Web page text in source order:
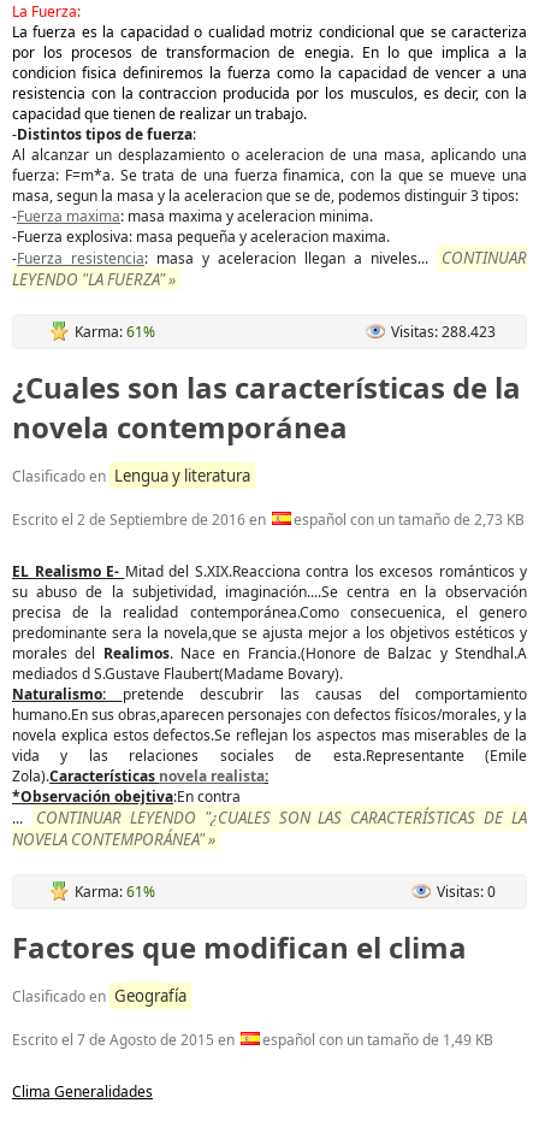
La Fuerza:
La fuerza es la capacidad o cualidad motriz condicional que se caracteriza
por los procesos de transformacion de enegia. En lo que implica a la
condicion fisica definiremos la fuerza como la capacidad de vencer a una
resistencia con la contraccion producida por los musculos, es decir, con la
capacidad que tienen de realizar un trabajo.
-Distintos tipos de fuerza:
Al alcanzar un desplazamiento o aceleracion de una masa, aplicando una
fuerza: F=m*a. Se trata de una fuerza finamica, con la que se mueve una
masa, segun la masa y la aceleracion que se de, podemos distinguir 3 tipos:
-Fuerza maxima: masa maxima y aceleracion minima.
-Fuerza explosiva: masa pequeña y aceleracion maxima.
-Fuerza resistencia: masa y aceleracion llegan a niveles...
CONTINUAR
LEYENDO "LA FUERZA" »
Karma:61% Visitas: 288.423
¿Cuales son las características de la
novela contemporánea
Clasificado en Lengua y literatura
Escrito el 2 de Septiembre de 2016en español con un tamaño de 2,73 KB
EL Realismo E- Mitad del S.XIX.Reacciona contra los excesos románticos y
su abuso de la subjetividad, imaginación....Se centra en la observación
precisa de la realidad contemporánea.Como consecuenica, el genero
predominante sera la novela,que se ajusta mejor a los objetivos estéticos y
morales del Realimos. Nace en Francia.(Honore de Balzac y Stendhal.A
mediados d S.Gustave Flaubert(Madame Bovary).
Naturalismo: pretende descubrir las causas del comportamiento
humano.En sus obras,aparecen personajes con defectos físicos/morales, y la
novela explica estos defectos.Se reflejan los aspectos mas miserables de la
vida y las relaciones sociales de esta.Representante (Emile
Zola).Características novela realista:
*Observación obejtiva:En contra
...
CONTINUAR LEYENDO "¿CUALES SON LAS CARACTERÍSTICAS DE LA
NOVELA CONTEMPORÁNEA" »
Karma:61% Visitas: 0
Factores que modifican el clima
Clasificado en Geografía
Escrito el 7 de Agosto de 2015 en español con un tamaño de 1,49 KB
Clima Generalidades